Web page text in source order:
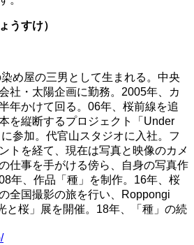
うすけ）
め屋の三男として生まれる。中央
社・太陽企画に勤務。2005年、カ
年かけて回る。06年、桜前線を追
を縦断するプロジェクト「Under
参加。代官山スタジオに入社。フ
トを経て、現在は写真と映像のカメ
仕事を手がける傍ら、自身の写真作
年、作品「種」を制作。16年、桜
全国撮影の旅を行い、Roppongi
と桜」展を開催。18年、「種」の続